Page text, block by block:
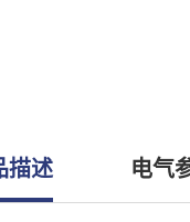
描述 电气